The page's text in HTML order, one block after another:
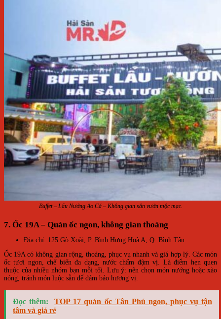
Buffet – Lẩu Nướng Ao Cá – Không gian sân vườn mộc mạc.
7. Ốc 19A – Quán ốc ngon, không gian thoáng
Địa chỉ: 125 Gò Xoài, P. Bình Hưng Hoà A, Q. Bình Tân
Ốc 19A có không gian rộng, thoáng, phục vụ nhanh và giá hợp lý. Các món
ốc tươi ngon, chế biến đa dạng, nước chấm đậm vị. Là điểm hẹn quen
thuộc của nhiều nhóm bạn mỗi tối. Lưu ý: nên chọn món nướng hoặc xào
nóng, tránh món luộc sẵn để đảm bảo hương vị.
Đọc thêm:
TOP 17 quán ốc Tân Phú ngon, phục vụ tận
tâm và giá rẻ